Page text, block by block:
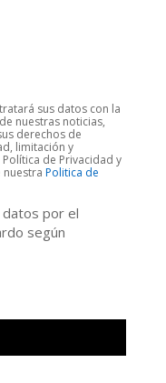
sus datos con la
nuestras noticias,
derechos de
limitación y
de Privacidad y
nuestraPolitica de
por el
según